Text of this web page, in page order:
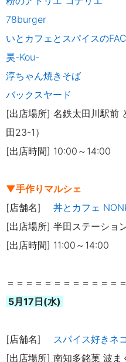
78burger
いとカフェとスパイスの
昊-Kou-
淳ちゃん焼きそば
バックスヤード
[出店場所] 名鉄太田川駅前
田23-1）
[出店時間] 10:00～14:00
▼手作りマルシェ
[店舗名] 丼とカフェ
[出店場所] 半田ステーショ
[出店時間] 11:00～14:00
＝＝＝＝＝＝＝＝＝＝＝＝
5月17日(水)
[店舗名] スパイス好きネ
[出店場所] 南知多銘菓 波ま